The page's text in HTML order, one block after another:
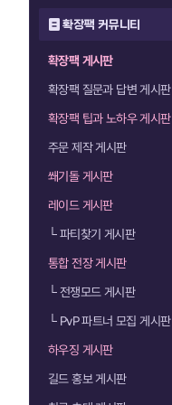
확장팩 커뮤니티
확장팩 게시판
확장팩 질문과 답변 게시판
확장팩 팁과 노하우 게시판
주문 제작 게시판
쐐기돌 게시판
레이드 게시판
└파티찾기 게시판
통합 전장 게시판
└전쟁모드 게시판
└PvP 파트너 모집 게시판
하우징 게시판
길드 홍보 게시판